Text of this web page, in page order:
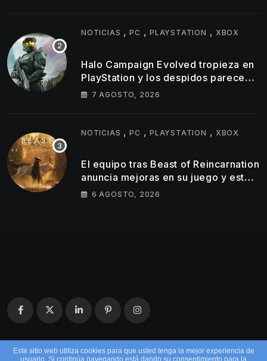
NOTICIAS ,PC ,PLAYSTATION , XBOX
Halo Campaign Evolved tropieza en
PlayStation y los despidos parecen
golpear al estudio tras un
7 AGOSTO, 2026
NOTICIAS ,PC ,PLAYSTATION , XBOX
El equipo tras Beast of Reincarnation
anuncia mejoras en su juego y estos
son los primeros cambios que
6 AGOSTO, 2026
Este sitio web utiliza cookies para que usted tenga la mejor experiencia de
usuario. Si continúa navegando está dando su consentimiento para la